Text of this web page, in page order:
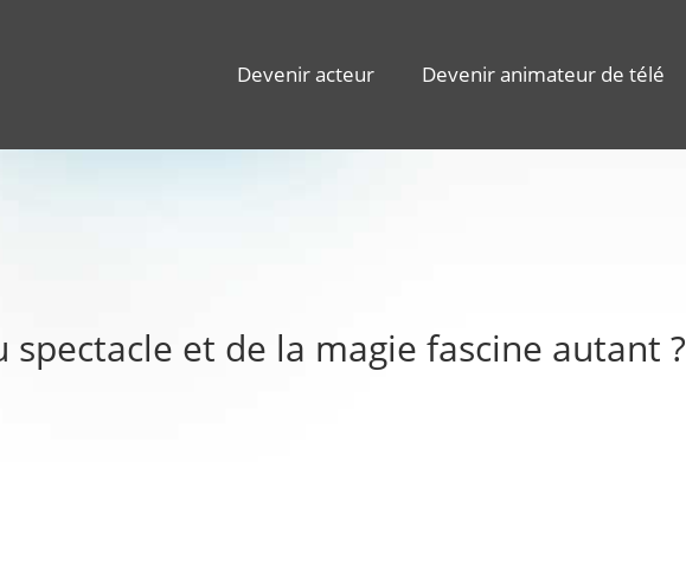
Devenir acteur Devenir animateur de télé
spectacle et de la magie fascine autant ?